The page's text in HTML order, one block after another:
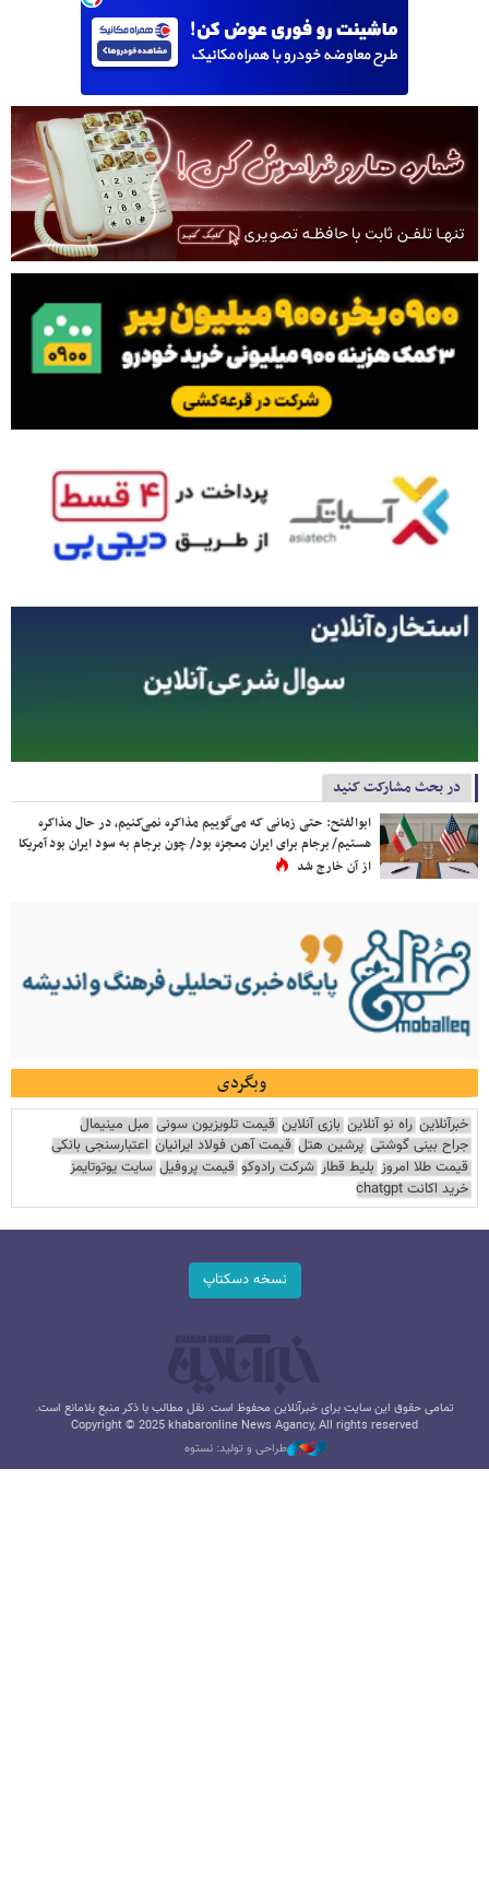
در بحث مشارکت کنید
ابوالفتح: حتی زمانی که می‌گوییم مذاکره نمی‌کنیم، در حال مذاکره
هستیم/ برجام برای ایران معجزه بود/ چون برجام به سود ایران بود آمریکا
از آن خارج شد
وبگردی
خبرآنلاین راه نو آنلاین بازی آنلاین قیمت تلویزیون سونی مبل مینیمال
جراح بینی گوشتی پرشین هتل قیمت آهن فولاد ایرانیان اعتبارسنجی بانکی
قیمت طلا امروز بلیط قطار شرکت رادوکو قیمت پروفیل سایت یوتوتایمز
خرید اکانت chatgpt
نسخه دسکتاپ
تمامی حقوق این سایت برای خبرآنلاین محفوظ است. نقل مطالب با ذکر منبع بلامانع است.
Copyright © 2025 khabaronline News Agancy, All rights reserved
طراحی و تولید: نستوه